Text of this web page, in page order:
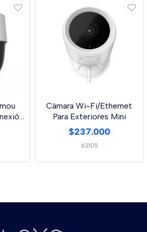
Cámara Wi-Fi/Ethernet
Para Exteriores Mini
$237.000
62105